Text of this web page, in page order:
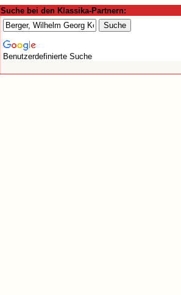
Suche bei den Klassika-Partnern:
Benutzerdefinierte Suche